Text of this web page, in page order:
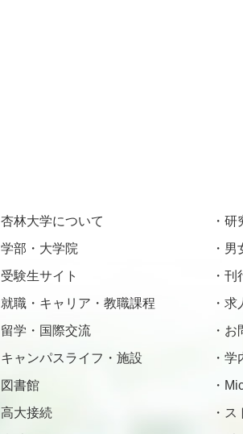
杏林大学について
学部・大学院
受験生サイト
就職・キャリア・教職課程
留学・国際交流
キャンパスライフ・施設
図書館
高大接続
研
男
刊
求
お
学
ス